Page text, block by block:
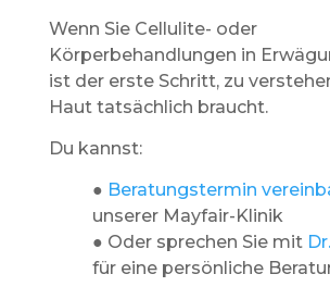
Wenn Sie Cellulite- oder
Körperbehandlungen in
ist der erste Schritt, zu
Haut tatsächlich braucht.
Du kannst:
● Beratungstermin
unserer Mayfair-Klinik
● Oder sprechen Sie mit
für eine persönliche